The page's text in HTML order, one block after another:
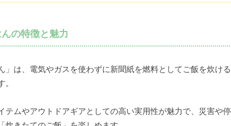
の特徴と魅力
」は、電気やガスを使わずに新聞紙を燃料としてご飯を炊け
。
テムやアウトドアギアとしての高い実用性が魅力で、災害や